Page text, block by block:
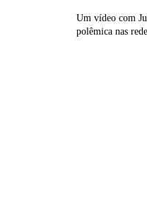
Um vídeo com
polêmica nas